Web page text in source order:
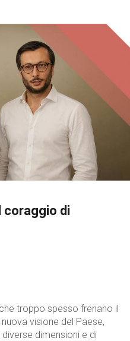
coraggio di
troppo spesso frenano il
visione del Paese,
dimensioni e di